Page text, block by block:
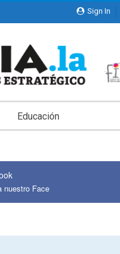
Sign In
Educación
nuestro Face